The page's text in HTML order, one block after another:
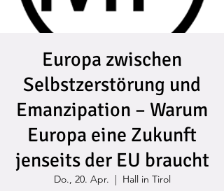
Europa zwischen
Selbstzerstörung und
Emanzipation – Warum
Europa eine Zukunft
jenseits der EU braucht
Do., 20. Apr.
  |
Hall in Tirol